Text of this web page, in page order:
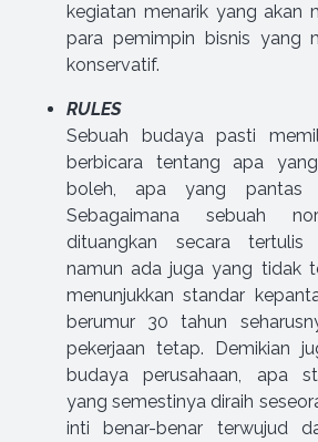
kegiatan menarik yang akan
para pemimpin bisnis yang
konservatif.
RULES
Sebuah budaya pasti
berbicara tentang apa
boleh, apa yang pantas
Sebagaimana sebuah
dituangkan secara tertulis
namun ada juga yang tidak
menunjukkan standar
berumur 30 tahun
pekerjaan tetap. Demikian
budaya perusahaan, apa
yang semestinya diraih
inti benar-benar terwujud